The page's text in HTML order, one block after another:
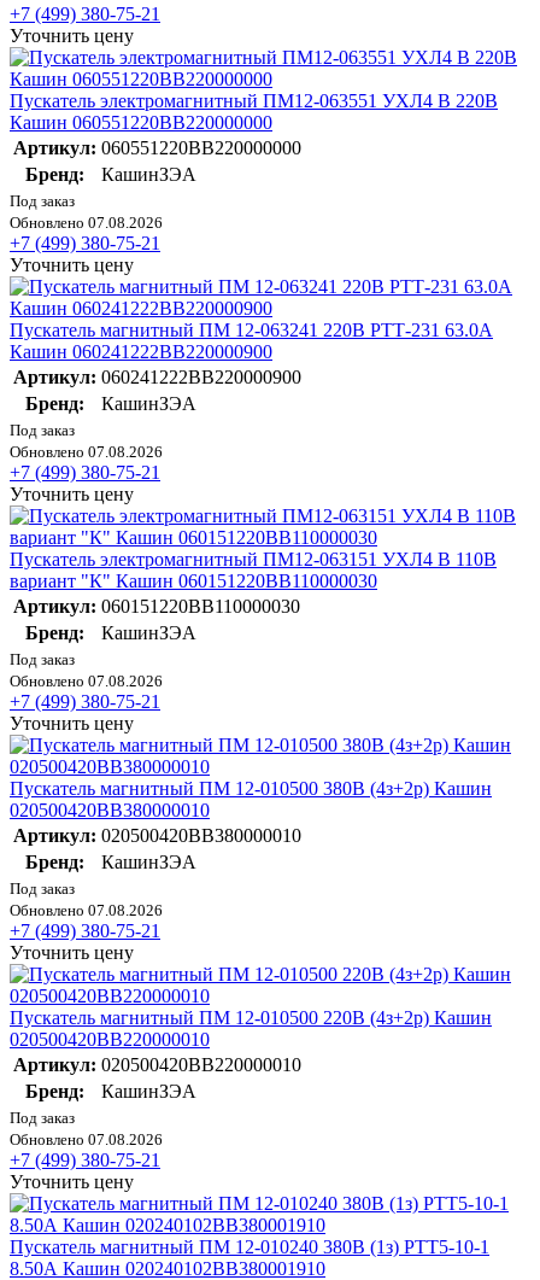
+7 (499) 380-75-21
Уточнить цену
Пускатель электромагнитный ПМ12-063551 УХЛ4 В 220В
Кашин 060551220ВВ220000000
Артикул: 060551220ВВ220000000
Бренд:
КашинЗЭА
Под заказ
Обновлено 07.08.2026
+7 (499) 380-75-21
Уточнить цену
Пускатель магнитный ПМ 12-063241 220В РТТ-231 63.0А
Кашин 060241222ВВ220000900
Артикул: 060241222ВВ220000900
Бренд:
КашинЗЭА
Под заказ
Обновлено 07.08.2026
+7 (499) 380-75-21
Уточнить цену
Пускатель электромагнитный ПМ12-063151 УХЛ4 В 110В
вариант "К" Кашин 060151220ВВ110000030
Артикул: 060151220ВВ110000030
Бренд:
КашинЗЭА
Под заказ
Обновлено 07.08.2026
+7 (499) 380-75-21
Уточнить цену
Пускатель магнитный ПМ 12-010500 380В (4з+2р) Кашин
020500420ВВ380000010
Артикул: 020500420ВВ380000010
Бренд:
КашинЗЭА
Под заказ
Обновлено 07.08.2026
+7 (499) 380-75-21
Уточнить цену
Пускатель магнитный ПМ 12-010500 220В (4з+2р) Кашин
020500420ВВ220000010
Артикул: 020500420ВВ220000010
Бренд:
КашинЗЭА
Под заказ
Обновлено 07.08.2026
+7 (499) 380-75-21
Уточнить цену
Пускатель магнитный ПМ 12-010240 380В (1з) РТТ5-10-1
8.50А Кашин 020240102ВВ380001910